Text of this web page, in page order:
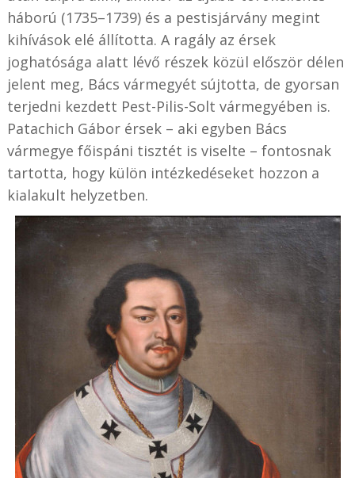
háború (1735–1739) és a pestisjárvány megint
kihívások elé állította. A ragály az érsek
joghatósága alatt lévő részek közül először délen
jelent meg, Bács vármegyét sújtotta, de gyorsan
terjedni kezdett Pest-Pilis-Solt vármegyében is.
Patachich Gábor érsek – aki egyben Bács
vármegye főispáni tisztét is viselte – fontosnak
tartotta, hogy külön intézkedéseket hozzon a
kialakult helyzetben.